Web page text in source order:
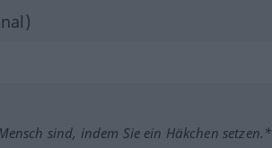
sind, indem Sie ein Häkchen setzen.*